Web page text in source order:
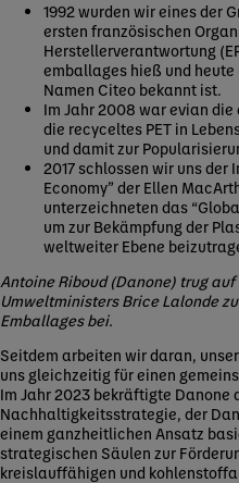
1992 wurden wir eines der
ersten französischen
Herstellerverantwortung
emballages hieß und heute
Namen Citeo bekannt ist.
Im Jahr 2008 war evian
die recyceltes PET in
und damit zur
2017 schlossen wir uns der
Economy” der Ellen
unterzeichneten das
um zur Bekämpfung der
weltweiter Ebene
Antoine Riboud (Danone) trug auf
Umweltministers Brice Lalonde
Emballages bei.
Seitdem arbeiten wir daran,
uns gleichzeitig für einen
Im Jahr 2023 bekräftigte Danone
Nachhaltigkeitsstrategie, der
einem ganzheitlichen Ansatz
strategischen Säulen zur
kreislauffähigen und